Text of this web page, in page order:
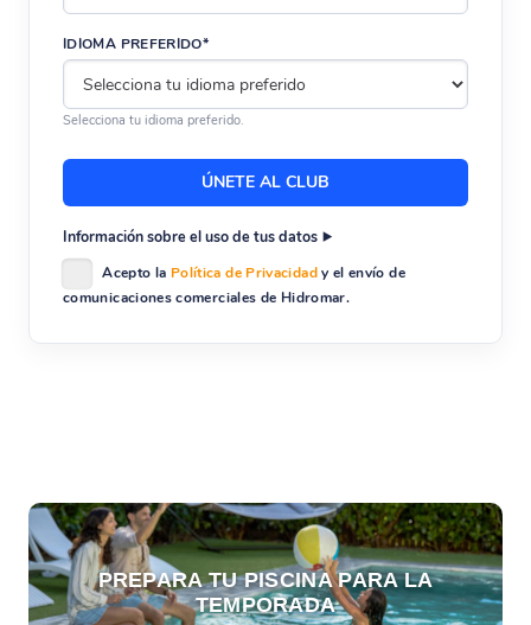
IDIOMA PREFERIDO*
Selecciona tu idioma preferido.
Información sobre el uso de tus datos
Acepto la Política de Privacidady el envío de
comunicaciones comerciales de Hidromar.
PREPARA TU PISCINA PARA LA
TEMPORADA